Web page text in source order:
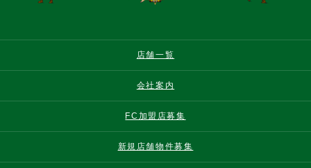
店舗一覧
会社案内
FC加盟店募集
新規店舗物件募集